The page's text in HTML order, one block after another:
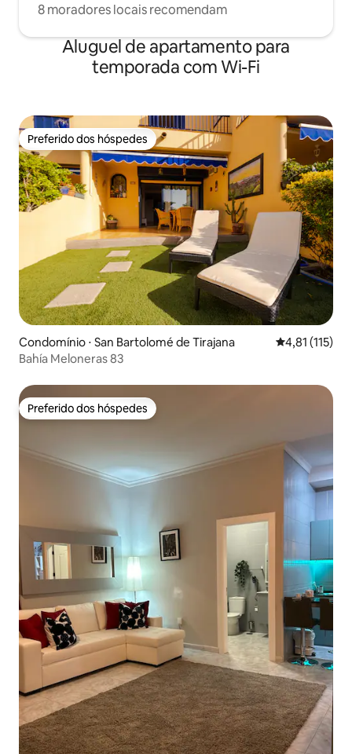
8 moradores locais recomendam
Aluguel de apartamento para
temporada com Wi-Fi
Preferido dos hóspedes
Preferido dos hóspedes
Condomínio ⋅ San Bartolomé de Tirajana 4,81 de uma
4,81 (115)
Bahía Meloneras 83
Preferido dos hóspedes
Preferido dos hóspedes